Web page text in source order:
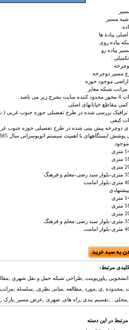
مسیر
اصلی پیاده ها
پیاده روی
پیاده رو
:
مسیر دوچرخه
اراضی موجود حوزه
شبکه معابر
زیر می باشد
کمی مقاطع خیابانهای اصلی
بررسی شده در طرح تفضیلی حوزه جنوب غربی (
کیفی
دوچرخه پیش بینی شده در طرح تفصیلی حوزه جنوب
ایستگاههای با اهمیت سیستم اتوبوسرانی سال 1385 توسط شبکه یکپارچه
مرتبط:
,پاورپوینت ,طراحی شبکه حمل و نقل شهری
,محلی : ,تقسیم بندی ,راه های, شهری ,عرض مسیر ,پارک
مرتبط در این دسته